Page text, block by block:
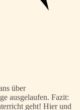
über
ausgelaufen. Fazit:
geht! Hier und